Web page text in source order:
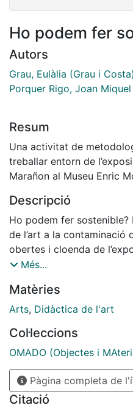
Ho podem fer
Autors
Grau, Eulàlia (Grau i Costa)
Porquer Rigo, Joan Miquel
Resum
Una activitat de
treballar entorn de
Marañon al Museu Enric
Descripció
Ho podem fer
de l’art a la contaminació
obertes i cloenda de
Marañón al Museu Enric
professorat de la Facultat
Universitat de Barcelona.
Més...
Matèries
Arts, Didàctica de l'art
Col·leccions
OMADO (Objectes i
Pàgina completa de
Citació